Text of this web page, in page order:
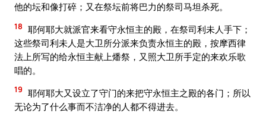
他的坛和像打碎；又在祭坛前将巴力的祭司马坦杀死。
18 耶何耶大就派官来看守永恒主的殿，在祭司利未人手下；
这些祭司利未人是大卫所分派来负责永恒主的殿，按摩西律
法上所写的给永恒主献上燔祭，又照大卫所手定的来欢乐歌
唱的。
19 耶何耶大又设立了守门的来把守永恒主之殿的各门；所以
无论为了什么事而不洁净的人都不得进去。